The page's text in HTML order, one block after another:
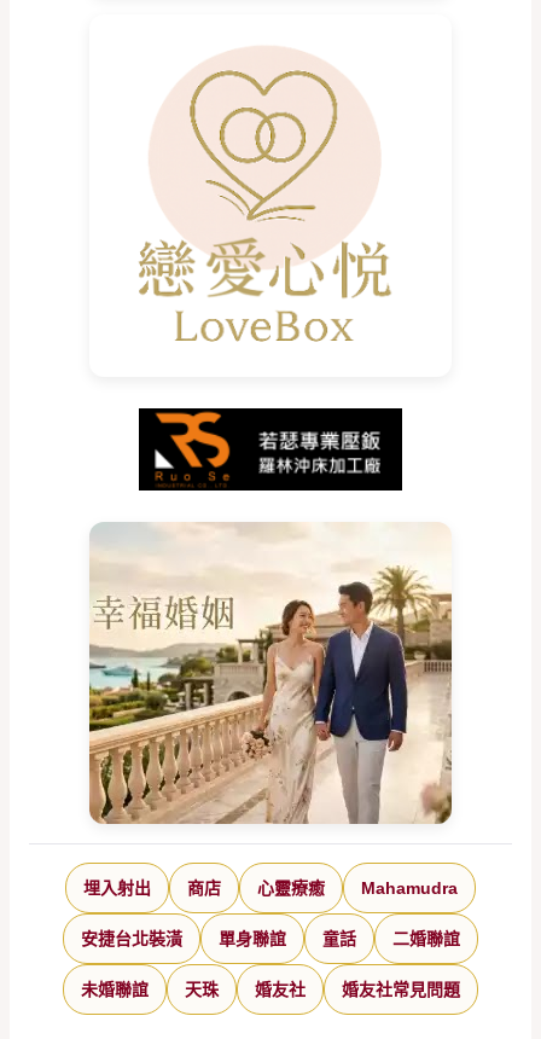
埋入射出 商店 心靈療癒 Mahamudra
安捷台北裝潢 單身聯誼 童話 二婚聯誼
未婚聯誼 天珠 婚友社 婚友社常見問題